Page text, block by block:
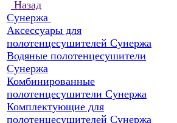
Назад
Сунержа
Аксессуары для
полотенцесушителей Сунержа
Водяные полотенцесушители
Сунержа
Комбинированные
полотенцесушители Сунержа
Комплектующие для
полотенцесушителей Сунержа